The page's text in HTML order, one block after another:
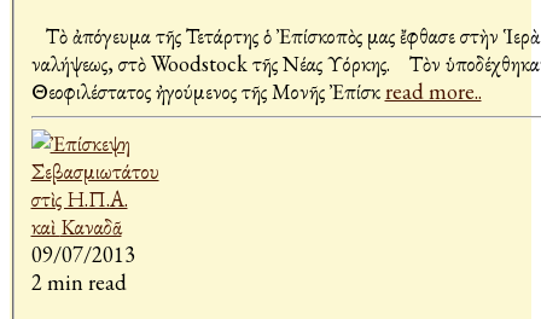
Τὸ ἀπόγευμα τῆς Τετάρτης ὁ Ἐπίσκοπὸς μας ἔφθασε στὴν
Ἀναλήψεως, στὸ Woodstock τῆς Νέας Υόρκης. Τὸν
Θεοφιλέστατος ἠγούμενος τῆς Μονῆς Ἐπίσκread more..
09/07/2013
2 min read